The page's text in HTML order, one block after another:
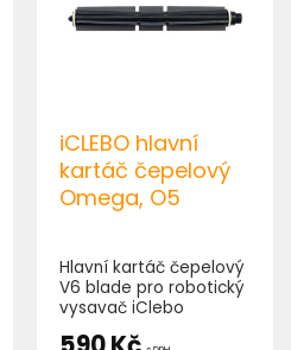
iCLEBO hlavní
kartáč čepelový
Omega, O5
Hlavní kartáč čepelový
V6 blade pro robotický
vysavač iClebo